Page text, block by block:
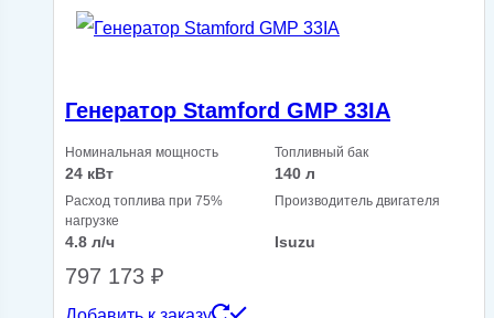
Генератор Stamford GMP 33IA
Номинальная мощность
24 кВт
Топливный бак
140 л
Расход топлива при 75%
нагрузке
4.8 л/ч
Производитель двигателя
Isuzu
797 173 ₽